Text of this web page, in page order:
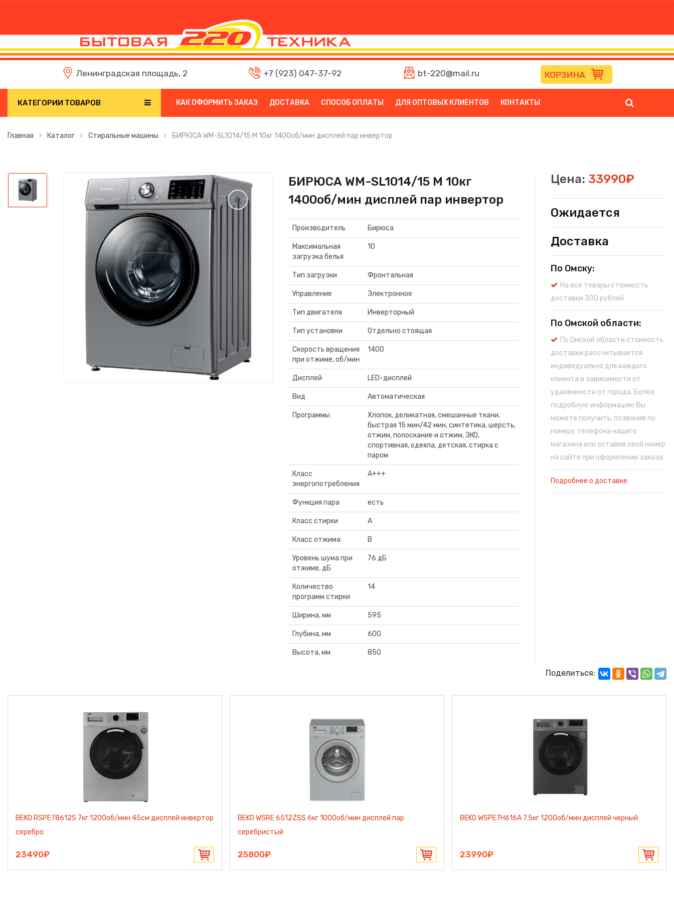
Ленинградская площадь, 2 +7 (923) 047-37-92 bt-220@mail.ru КОРЗИНА
КАТЕГОРИИ ТОВАРОВ КАК ОФОРМИТЬ ЗАКАЗ ДОСТАВКА СПОСОБ ОПЛАТЫ ДЛЯ ОПТОВЫХ КЛИЕНТОВ КОНТАКТЫ
Главная Каталог Стиральные машины БИРЮСА WM-SL1014/15 M 10кг 1400об/мин дисплей пар инвертор
БИРЮСА WM-SL1014/15 M 10кг
1400об/мин дисплей пар инвертор
Производитель Бирюса
Максимальная
загрузка белья
10
Тип загрузки Фронтальная
Управление Электронное
Тип двигателя Инверторный
Тип установки Отдельно стоящая
Скорость вращения
при отжиме, об/мин
1400
Дисплей LED-дисплей
Вид Автоматическая
Программы
Хлопок, деликатная, смешанные ткани,
быстрая 15 мин/42 мин, синтетика, шерсть,
отжим, полоскание и отжим, ЭКО,
спортивная, одеяла, детская, стирка с
паром
Класс
энергопотребления
A+++
Функция пара есть
Класс стирки A
Класс отжима В
Уровень шума при
отжиме, дБ
76 дБ
Количество
программ стирки
14
Ширина, мм 595
Глубина, мм 600
Высота, мм 850
Цена: 33990₽
Ожидается
Доставка
По Омску:
На все товары стоимость
доставки 300 рублей
По Омской области:
По Омской области стоимость
доставки рассчитывается
индивидуально для каждого
клиента в зависимости от
удаленности от города. Более
подробную информацию Вы
можете получить, позвонив по
номеру телефона нашего
магазина или оставив свой номер
на сайте при оформлении заказа
Подробнее о доставке
Поделиться:
BEKO RSPE78612S 7кг 1200об/мин 45см дисплей инвертор
серебро
23490₽
BEKO WSRE 6512ZSS 6кг 1000об/мин дисплей пар
серебристый
25800₽
BEKO WSPE7H616A 7.5кг 1200об/мин дисплей черный
23990₽